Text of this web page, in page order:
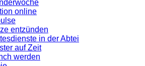
online
entzünden
in der Abtei
auf Zeit
werden